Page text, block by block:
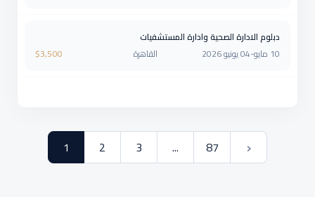
دبلوم الادارة الصحية وادارة المستشفيات
10 مايو-04 يونيو 2026
القاهرة $3,500
1 2 3 ... 87 ›